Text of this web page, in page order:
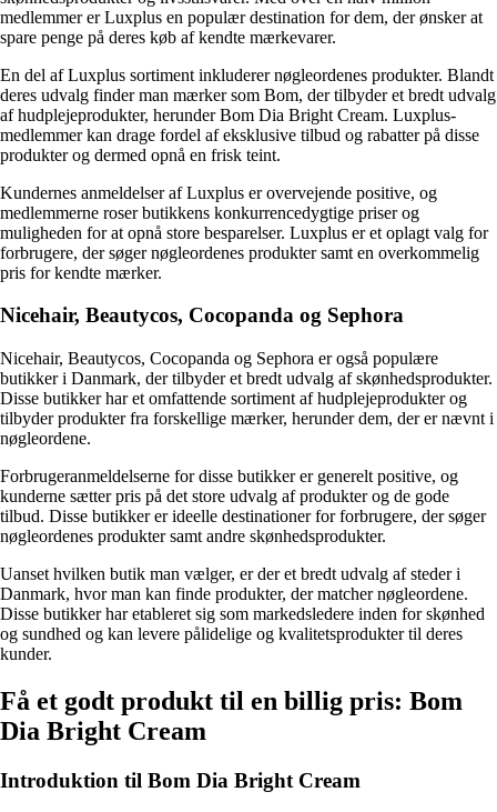
medlemmer er Luxplus en populær destination for dem, der ønsker at
spare penge på deres køb af kendte mærkevarer.
En del af Luxplus sortiment inkluderer nøgleordenes produkter. Blandt
deres udvalg finder man mærker som Bom, der tilbyder et bredt udvalg
af hudplejeprodukter, herunder Bom Dia Bright Cream. Luxplus-
medlemmer kan drage fordel af eksklusive tilbud og rabatter på disse
produkter og dermed opnå en frisk teint.
Kundernes anmeldelser af Luxplus er overvejende positive, og
medlemmerne roser butikkens konkurrencedygtige priser og
muligheden for at opnå store besparelser. Luxplus er et oplagt valg for
forbrugere, der søger nøgleordenes produkter samt en overkommelig
pris for kendte mærker.
Nicehair, Beautycos, Cocopanda og Sephora
Nicehair, Beautycos, Cocopanda og Sephora er også populære
butikker i Danmark, der tilbyder et bredt udvalg af skønhedsprodukter.
Disse butikker har et omfattende sortiment af hudplejeprodukter og
tilbyder produkter fra forskellige mærker, herunder dem, der er nævnt i
nøgleordene.
Forbrugeranmeldelserne for disse butikker er generelt positive, og
kunderne sætter pris på det store udvalg af produkter og de gode
tilbud. Disse butikker er ideelle destinationer for forbrugere, der søger
nøgleordenes produkter samt andre skønhedsprodukter.
Uanset hvilken butik man vælger, er der et bredt udvalg af steder i
Danmark, hvor man kan finde produkter, der matcher nøgleordene.
Disse butikker har etableret sig som markedsledere inden for skønhed
og sundhed og kan levere pålidelige og kvalitetsprodukter til deres
kunder.
Få et godt produkt til en billig pris: Bom
Dia Bright Cream
Introduktion til Bom Dia Bright Cream